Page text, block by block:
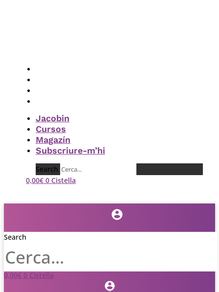
Jacobin
Cursos
Magazín
Subscriure-m’hi
Search
0,00€ 0 Cistella
Search
0,00€ 0 Cistella